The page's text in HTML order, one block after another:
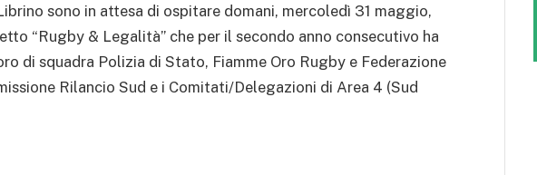
sono in attesa di ospitare domani, mercoledì 31 maggio,
“Rugby & Legalità” che per il secondo anno consecutivo ha
di squadra Polizia di Stato, Fiamme Oro Rugby e Federazione
Rilancio Sud e i Comitati/Delegazioni di Area 4 (Sud